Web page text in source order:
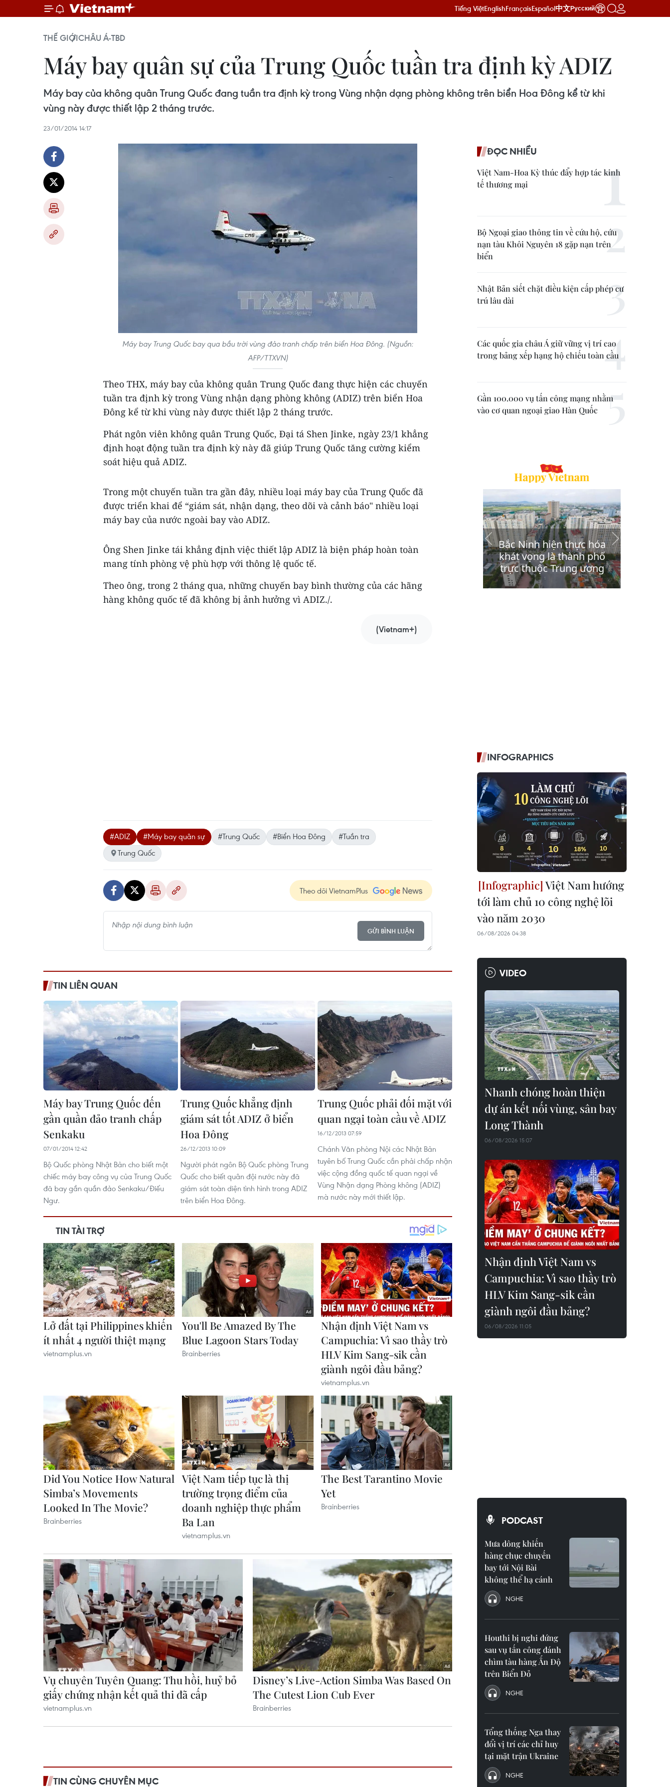
Tiếng ViệtEnglishFrançaisEspañol中文Русский
THẾ GIỚICHÂU Á-TBD
Máy bay quân sự của Trung Quốc tuần tra định kỳ ADIZ
Máy bay của không quân Trung Quốc đang tuần tra định kỳ trong Vùng nhận dạng phòng không trên biển Hoa Đông kể từ khi
vùng này được thiết lập 2 tháng trước.
23/01/2014 14:17
Máy bay Trung Quốc bay qua bầu trời vùng đảo tranh chấp trên biển Hoa Đông. (Nguồn:
AFP/TTXVN)
Theo THX, máy bay của không quân Trung Quốc đang thực hiện các chuyến
tuần tra định kỳ trong Vùng nhận dạng phòng không (ADIZ) trên biển Hoa
Đông kể từ khi vùng này được thiết lập 2 tháng trước.
Phát ngôn viên không quân Trung Quốc, Đại tá Shen Jinke, ngày 23/1 khẳng
định hoạt động tuần tra định kỳ này đã giúp Trung Quốc tăng cường kiểm
soát hiệu quả ADIZ.
Trong một chuyến tuần tra gần đây, nhiều loại máy bay của Trung Quốc đã
được triển khai để “giám sát, nhận dạng, theo dõi và cảnh báo" nhiều loại
máy bay của nước ngoài bay vào ADIZ.
Ông Shen Jinke tái khẳng định việc thiết lập ADIZ là biện pháp hoàn toàn
mang tính phòng vệ phù hợp với thông lệ quốc tế.
Theo ông, trong 2 tháng qua, những chuyến bay bình thường của các hãng
hàng không quốc tế đã không bị ảnh hưởng vì ADIZ./.
(Vietnam+)
#ADIZ #Máy bay quân sự #Trung Quốc #Biển Hoa Đông
#Tuần tra
Trung Quốc
Theo dõi VietnamPlus
GỬI BÌNH LUẬN
TIN LIÊN QUAN
Máy bay Trung Quốc đến
gần quần đảo tranh chấp
Senkaku
07/01/2014 12:42
Bộ Quốc phòng Nhật Bản cho biết một
chiếc máy bay công vụ của Trung Quốc
đã bay gần quần đảo Senkaku/Điếu
Ngư.
Trung Quốc khẳng định
giám sát tốt ADIZ ở biển
Hoa Đông
26/12/2013 10:09
Người phát ngôn Bộ Quốc phòng Trung
Quốc cho biết quân đội nước này đã
giám sát toàn diện tình hình trong ADIZ
trên biển Hoa Đông.
Trung Quốc phải đối mặt với
quan ngại toàn cầu về ADIZ
16/12/2013 07:59
Chánh Văn phòng Nội các Nhật Bản
tuyên bố Trung Quốc cần phải chấp nhận
việc cộng đồng quốc tế quan ngại về
Vùng Nhận dạng Phòng không (ADIZ)
mà nước này mới thiết lập.
TIN CÙNG CHUYÊN MỤC
ĐỌC NHIỀU
Việt Nam-Hoa Kỳ thúc đẩy hợp tác kinh
tế thương mại
Bộ Ngoại giao thông tin về cứu hộ, cứu
nạn tàu Khôi Nguyên 18 gặp nạn trên
biển
Nhật Bản siết chặt điều kiện cấp phép cư
trú lâu dài
Các quốc gia châu Á giữ vững vị trí cao
trong bảng xếp hạng hộ chiếu toàn cầu
Gần 100.000 vụ tấn công mạng nhằm
vào cơ quan ngoại giao Hàn Quốc
INFOGRAPHICS
Việt Nam hướng
tới làm chủ 10 công nghệ lõi
vào năm 2030
06/08/2026 04:38
VIDEO
Nhanh chóng hoàn thiện
dự án kết nối vùng, sân bay
Long Thành
06/08/2026 15:07
Nhận định Việt Nam vs
Campuchia: Vì sao thầy trò
HLV Kim Sang-sik cần
giành ngôi đầu bảng?
06/08/2026 11:05
PODCAST
Mưa dông khiến
hàng chục chuyến
bay tới Nội Bài
không thể hạ cánh
NGHE
Houthi bị nghi đứng
sau vụ tấn công đánh
chìm tàu hàng Ấn Độ
trên Biển Đỏ
NGHE
Tổng thống Nga thay
đổi vị trí các chỉ huy
tại mặt trận Ukraine
NGHE